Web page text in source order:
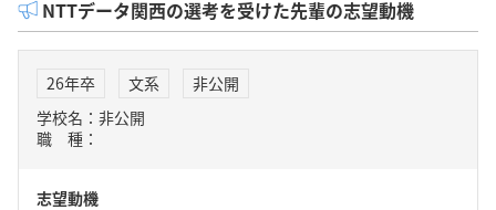
NTTデータ関西の選考を受けた先輩の志望動機
26年卒 文系
非公開
学校名：非公開
職 種：
志望動機